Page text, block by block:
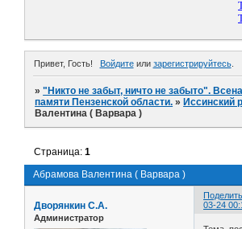
Привет, Гость! Войдитеили зарегистрируйтесь.
»"Никто не забыт, ничто не забыто".
памяти Пензенской области. » Иссинский
Валентина ( Варвара )
Абрамова Валентина ( Варвара )
Страница:1
03-24
Дворянкин С.А.
Администратор